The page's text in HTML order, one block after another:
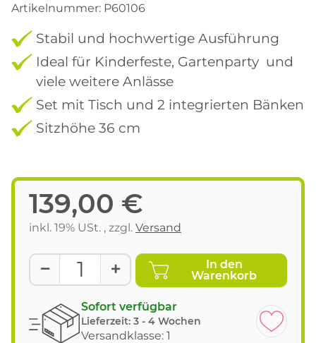
Artikelnummer: P60106
Stabil und hochwertige Ausführung
Ideal für Kinderfeste, Gartenparty und
viele weitere Anlässe
Set mit Tisch und 2 integrierten Bänken
Sitzhöhe 36 cm
139,00 €
inkl. 19% USt. , zzgl. Versand
In den
Warenkorb
Sofort verfügbar
Lieferzeit: 3 - 4 Wochen
Versandklasse: 1